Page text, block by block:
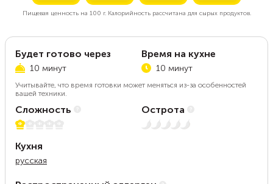
Пищевая ценность на 100 г.Калорийность рассчитана для сырых продуктов.
Будет готово через
10 минут
Время на кухне
10 минут
Учитывайте, что время готовки может меняться из-за особенностей
вашей техники.
Сложность
1 из 5
Острота
Нет остроты
Кухня
русская